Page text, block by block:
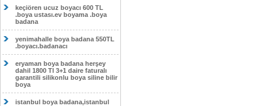
keçiören ucuz boyacı 600 TL
.boya ustası.ev boyama .boya
badana
yenimahalle boya badana 550TL
.boyacı.badanacı
eryaman boya badana herşey
dahil 1800 Tl 3+1 daire faturalı
garantili silikonlu boya siline bilir
boya
istanbul boya badana,istanbul